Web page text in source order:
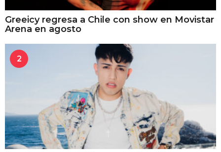
Greeicy regresa a Chile con show en Movistar
Arena en agosto
2